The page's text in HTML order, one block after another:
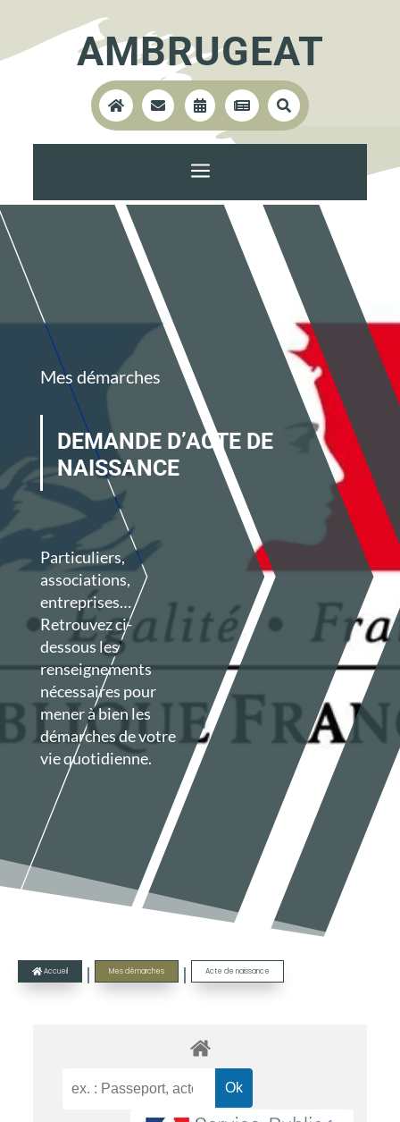
AMBRUGEAT
    
a
Mes démarches
DEMANDE D’ACTE DE
NAISSANCE
Particuliers,
associations,
entreprises…
Retrouvez ci-
dessous les
renseignements
nécessaires pour
mener à bien les
démarches de votre
vie quotidienne.
 Accueil | Mes démarches | Acte de naissance